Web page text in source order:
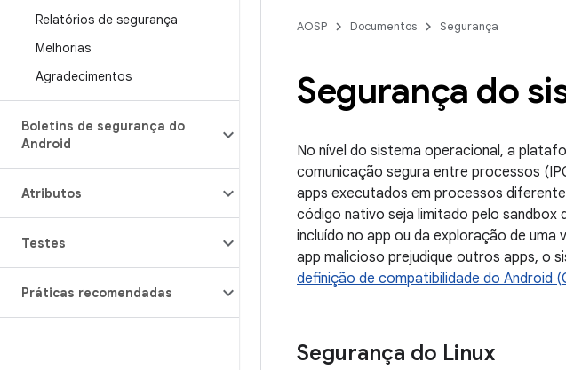
Relatórios de segurança
Melhorias
Agradecimentos
Boletins de segurança do
Android
Atributos
Testes
Práticas recomendadas
AOSP Documentos Segurança
Segurança do
No nível do sistema operacional, a
comunicação segura entre processos
apps executados em processos
código nativo seja limitado pelo
incluído no app ou da exploração de
app malicioso prejudique outros apps, o
definição de compatibilidade do Android
Segurança do Linux